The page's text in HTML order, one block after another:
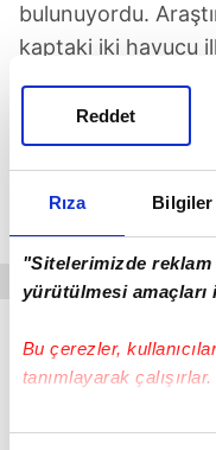
Rıza Bilgiler
"Sitelerimizde
yürütülmesi amaçları
Bu çerezler,
tanımlayarak çalışırlar.
Bu çerezlere izin
Reddet
bulunuyordu.
kaptaki iki havucu
bulunan kabı
sonuç zürafanın
tutabildiğini ve
gösterdi.